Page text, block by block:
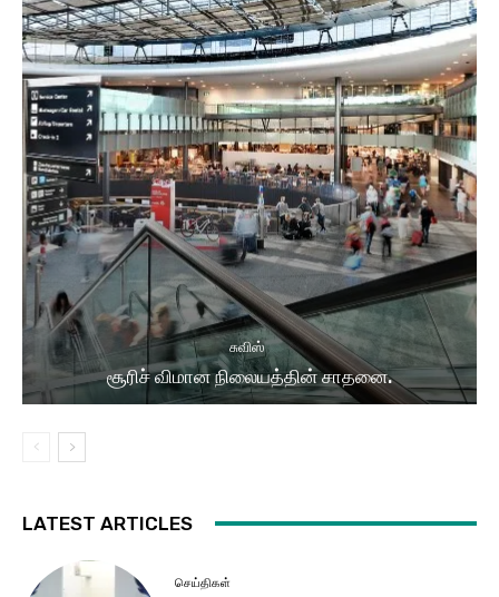
சுவிஸ்
சூரிச் விமான நிலையத்தின் சாதனை.
LATEST ARTICLES
செய்திகள்